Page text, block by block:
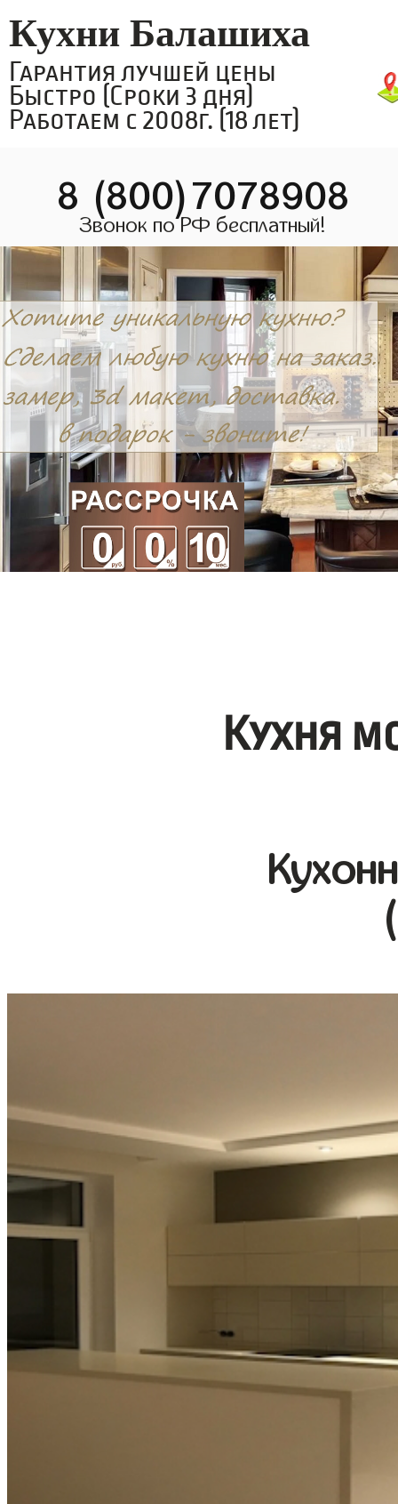
Кухни Балашиха
Гарантия лучшей цены
Быстро (Сроки 3 дня)
Работаем с 2008г. (18 лет)
8 (800)7078908
Звонок по РФ бесплатный!
Кухня